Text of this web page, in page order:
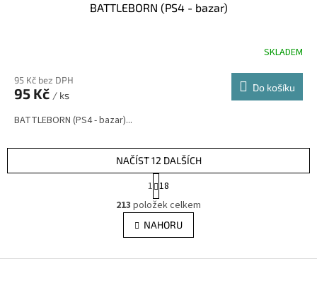
BATTLEBORN (PS4 - bazar)
SKLADEM
95 Kč bez DPH
95 Kč / ks
Do košíku
BATTLEBORN (PS4 - bazar)...
O
v
l
á
NAČÍST 12 DALŠÍCH
S
t
r
á
n
k
v
1 18
213 položek celkem
NAHORU